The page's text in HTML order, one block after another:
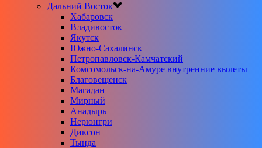
Дальний Восток
Хабаровск
Владивосток
Якутск
Южно-Сахалинск
Петропавловск-Камчатский
Комсомольск-на-Амуре внутренние вылеты
Благовещенск
Магадан
Мирный
Анадырь
Нерюнгри
Диксон
Тында